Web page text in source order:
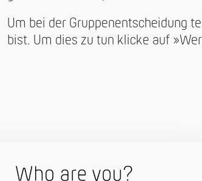
Um bei der Gruppenentscheidung
bist. Um dies zu tun klicke auf